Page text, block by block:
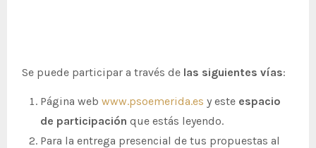
Se puede participar a través de las siguientes vías:
Página web www.psoemerida.es y este espacio
de participación que estás leyendo.
Para la entrega presencial de tus propuestas al